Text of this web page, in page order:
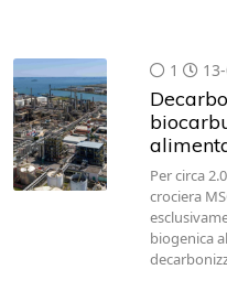
1
Per circa
crociera
biogenica